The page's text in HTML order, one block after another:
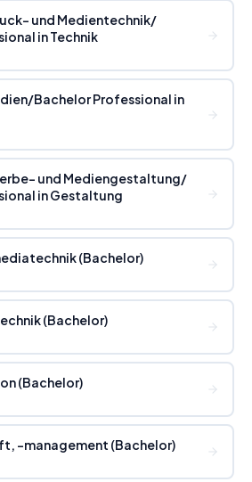
und Medientechnik/
in Technik
/Bachelor Professional in
und Mediengestaltung/
in Gestaltung
(Bachelor)
(Bachelor)
(Bachelor)
-management (Bachelor)